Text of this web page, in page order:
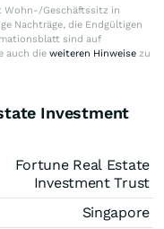
Wohn-/Geschäftssitz in
Nachträge, die Endgültigen
sind auf
auch die weiteren Hinweise zu
Investment
Fortune Real Estate
Investment Trust
Singapore